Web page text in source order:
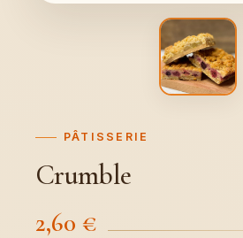
PÂTISSERIE
Crumble
2,60 €